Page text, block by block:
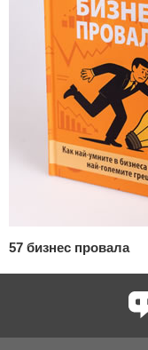
57 бизнес провала